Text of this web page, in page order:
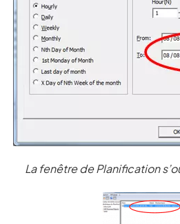
La fenêtre de Planification